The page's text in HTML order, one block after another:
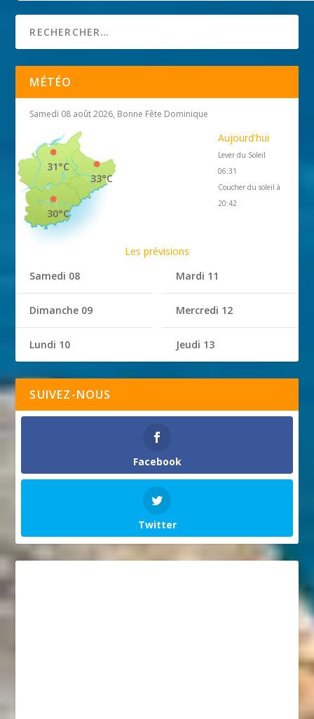
MÉTÉO
Samedi 08 août 2026, Bonne Fête Dominique
33°C
31°C
30°C
Aujourd'hui
Lever du Soleil
06:31
Coucher du soleil à
20:42
Les prévisions
Samedi 08
Dimanche 09
Lundi 10
Mardi 11
Mercredi 12
Jeudi 13
SUIVEZ-NOUS
Facebook
Twitter